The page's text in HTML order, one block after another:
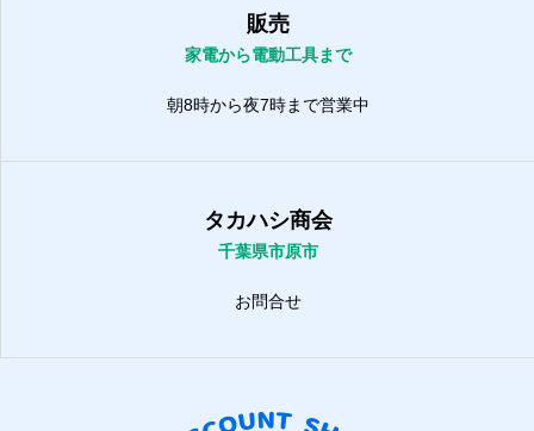
販売
家電から電動工具まで
朝8時から夜7時まで営業中
タカハシ商会
千葉県市原市
お問合せ